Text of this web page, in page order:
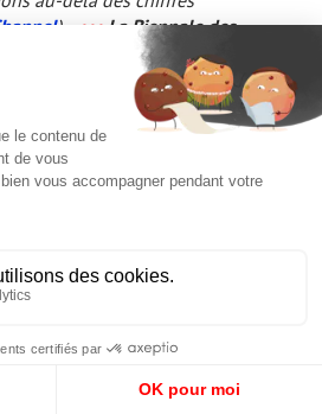
)... ••• La Biennale des
nouveau salon joaillier :
les exposants et les
où les joailliers débarquent
crise d'identité d'une
pré-crise (
du "patriotisme
marché des montres en Asie
sur place incline à
(
)...•••